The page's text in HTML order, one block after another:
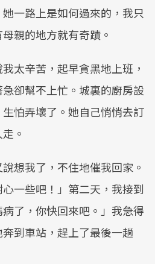
一路上是如何過來的，我只
親的地方就有奇蹟。
太辛苦，起早貪黑地上班，
卻幫不上忙。城裏的廚房設
怕弄壞了。她自己悄悄去訂
。
想我了，不住地催我回家。
一些吧！」第二天，我接到
了，你快回來吧。」我急得
到車站，趕上了最後一趟